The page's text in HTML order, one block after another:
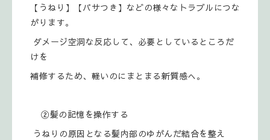
【うねり】【パサつき】などの様々なトラブルにつな
がります。
ダメージ空洞な反応して、必要としているところだ
けを
補修するため、軽いのにまとまる新質感へ。
②髪の記憶を操作する
うねりの原因となる髪内部のゆがんだ結合を整え